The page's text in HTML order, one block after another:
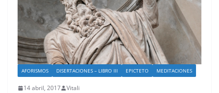
AFORISMOS DISERTACIONES – LIBRO III EPICTETO MEDITACIONES
14 abril, 2017 Vitali